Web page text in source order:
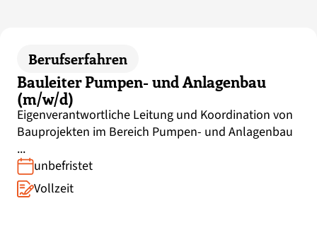
Berufserfahren
Bauleiter Pumpen- und Anlagenbau
(m/w/d)
Eigenverantwortliche Leitung und Koordination von
Bauprojekten im Bereich Pumpen- und Anlagenbau
...
unbefristet
Vollzeit